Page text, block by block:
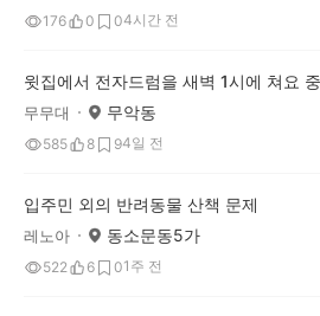
176 0 04시간 전
무무대 무악동
585 8 94일 전
입주민 외의 반려동물 산책 문제
레노아 동소문동5가
522 6 01주 전